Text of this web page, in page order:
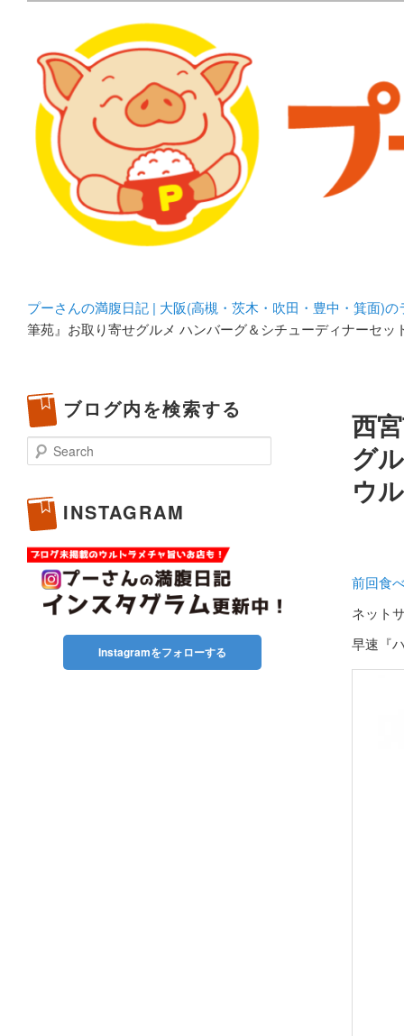
プーさんの満腹日記 |
豊中・箕面)のランチ＆
化してます。
プーさんの満腹日記 | 大阪(高槻・茨木・吹田・豊中・箕面)
筆苑』お取り寄せグルメ ハンバーグ＆シチューディナーセッ
西
グ
ウ
前回食
ネット
早速『
ブログ内を検索する
Search
INSTAGRAM
Instagramをフォローする